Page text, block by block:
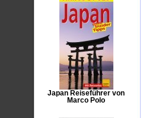
Japan Reiseführer von
Marco Polo